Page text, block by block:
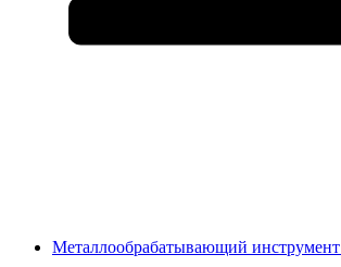
Металлообрабатывающий инструмент